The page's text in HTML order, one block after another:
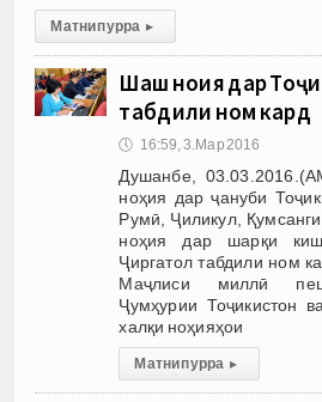
Матни пурра ▸
Шаш ноҳия дар
табдили ном кард
🕔 16:59, 3.Мар 2016
Душанбе,
ноҳия дар ҷануби
Румӣ, Ҷиликул,
ноҳия дар шарқи
Ҷиргатол табдили ном
Маҷлиси миллӣ
Ҷумҳурии Тоҷикистон
халқи ноҳияҳои
Матни пурра ▸